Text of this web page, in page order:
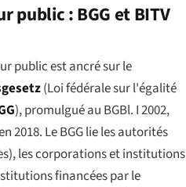
public : BGG et BITV
public est ancré sur le
(Loi fédérale sur l'égalité
), promulgué au BGBl. I 2002,
2018. Le BGG lie les autorités
), les corporations et institutions
financées par le